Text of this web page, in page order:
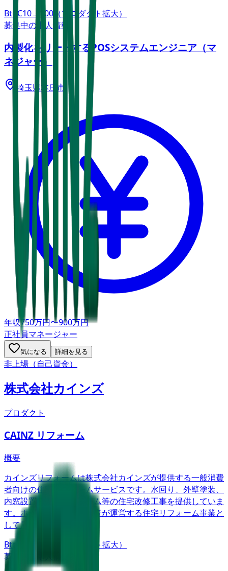
BtoC10→100（プロダクト拡大）
募集中の求人情報
内製化をリードするPOSシステムエンジニア（マ
ネジャー）
埼玉県本庄市
年収750万円〜900万円
正社員マネージャー
気になる 詳細を見る
非上場（自己資金）
株式会社カインズ
プロダクト
CAINZ リフォーム
概要
カインズリフォームは株式会社カインズが提供する一般消費
者向けの住宅リフォームサービスです。水回り、外壁塗装、
内窓設置、防犯リフォーム等の住宅改修工事を提供していま
す。ホームセンター事業者が運営する住宅リフォーム事業と
して展開されています。
BtoC
10→100（プロダクト拡大）
募集中の求人情報